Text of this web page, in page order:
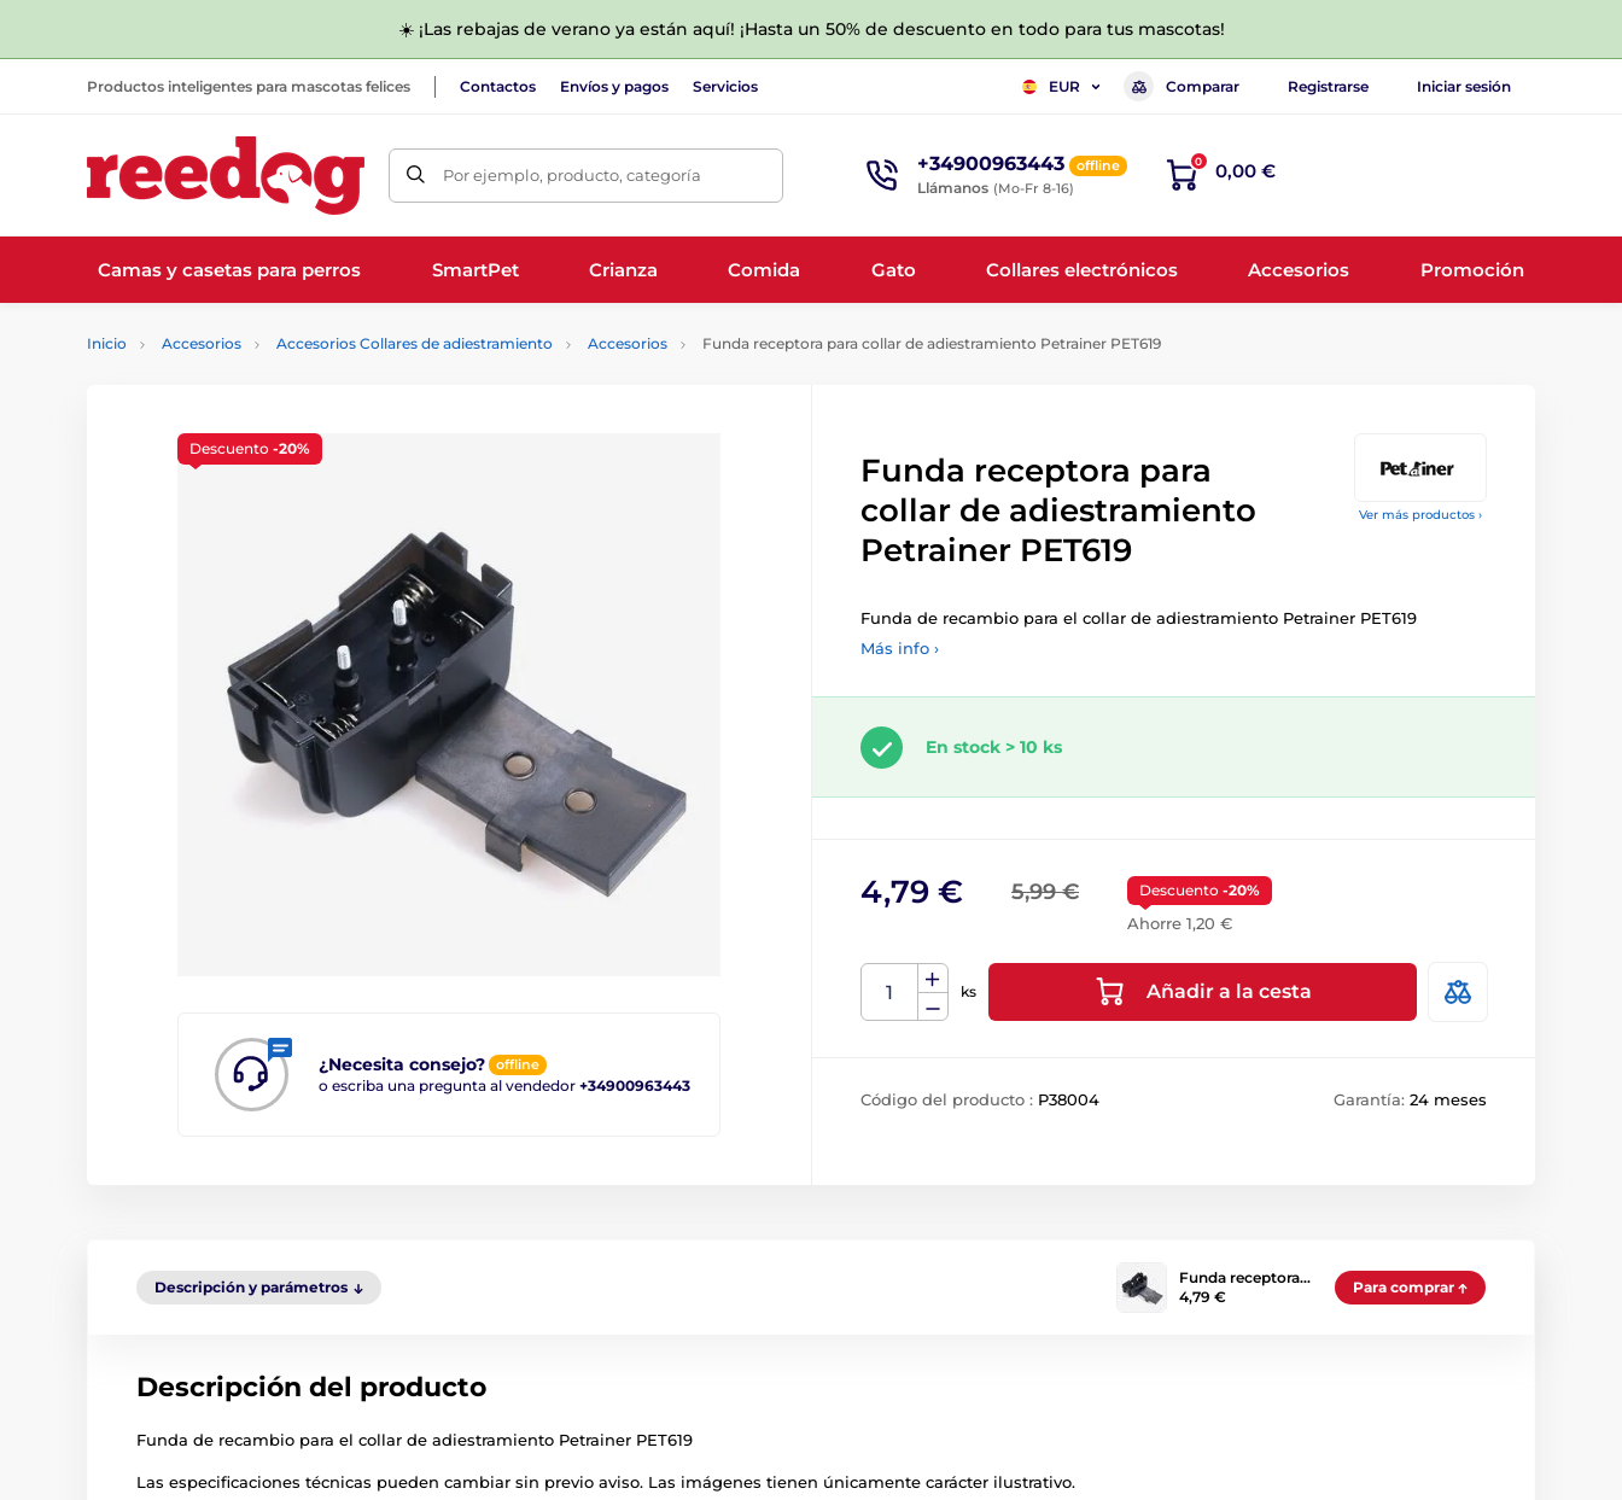
☀️ ¡Las rebajas de verano ya están aquí! ¡Hasta un 50% de descuento en todo para tus mascotas!
Productos inteligentes para mascotas felices Contactos Envíos y pagos Servicios EUR Comparar Registrarse Iniciar sesión
Por ejemplo, producto, categoría +34900963443 offline
Llámanos (Mo-Fr 8-16)
0 0,00 €
Camas y casetas para perros SmartPet Crianza Comida Gato Collares electrónicos Accesorios Promoción
Inicio Accesorios Accesorios Collares de adiestramiento Accesorios Funda receptora para collar de adiestramiento Petrainer PET619
Ver más productos ›
¿Necesita consejo? offline
o escriba una pregunta al vendedor +34900963443
Descuento -20%
Funda receptora para
collar de adiestramiento
Petrainer PET619
Funda de recambio para el collar de adiestramiento Petrainer PET619
Más info ›
En stock > 10 ks
5,99 €
4,79 € Descuento -20%
Ahorre 1,20 €
ks Añadir a la cesta
Código del producto : P38004 Garantía: 24 meses
Descripción y parámetros
Funda receptora…
4,79 €
Para comprar
Descripción del producto
Funda de recambio para el collar de adiestramiento Petrainer PET619
Las especificaciones técnicas pueden cambiar sin previo aviso. Las imágenes tienen únicamente carácter ilustrativo.